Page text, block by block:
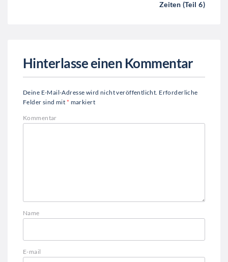
Zeiten (Teil 6)
Hinterlasse einen Kommentar
Deine E-Mail-Adresse wird nicht veröffentlicht. Erforderliche
Felder sind mit * markiert
Kommentar
Name
E-mail